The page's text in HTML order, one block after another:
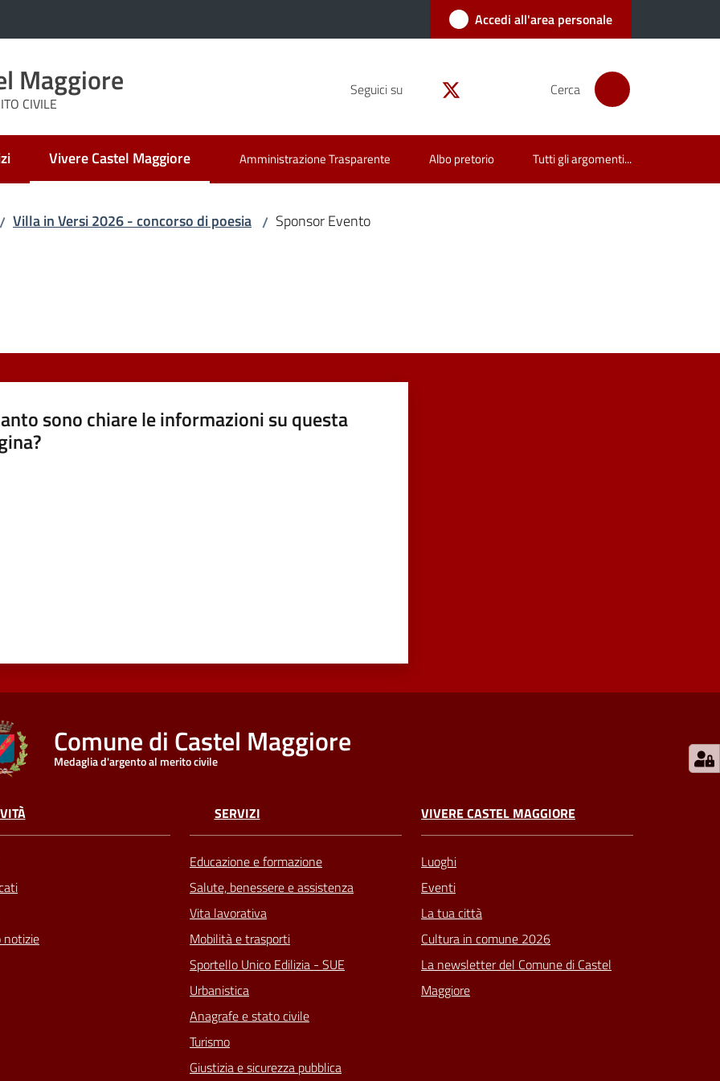
Accedi all'area personale
Maggiore
CIVILE
Seguici su Cerca
Vivere Castel Maggiore
Menu selezionato Amministrazione Trasparente Albo pretorio Tutti gli argomenti...
/ Villa in Versi 2026 - concorso di poesia / Sponsor Evento
sono chiare le informazioni su questa
Comune di Castel Maggiore
Medaglia d'argento al merito civile
notizie
SERVIZI
Educazione e formazione
Salute, benessere e assistenza
Vita lavorativa
Mobilità e trasporti
Sportello Unico Edilizia - SUE
Urbanistica
Anagrafe e stato civile
Turismo
Giustizia e sicurezza pubblica
VIVERE CASTEL MAGGIORE
Luoghi
Eventi
La tua città
Cultura in comune 2026
La newsletter del Comune di Castel
Maggiore